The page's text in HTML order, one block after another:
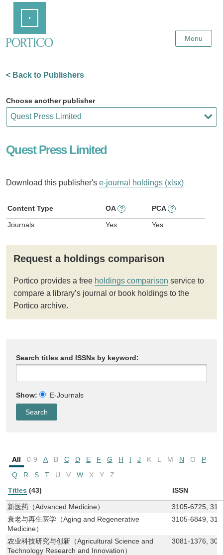
Content
Menu
< Back to Publishers
Choose another publisher
Quest Press Limited
Download this publisher's e-journal holdings (xlsx)
Content Type OA ? PCA ?
Journals Yes Yes
Request a holdings comparison
Portico provides a free holdings comparison service to
compare a library’s journal or book holdings to the
Portico archive.
Search titles and ISSNs by keyword:
Show: E-Journals
All 0-9 A B C D E F G H I J K L M N O
P
Q
R S T U V W X Y
Z
Titles (43) ISSN
新医药（Advanced Medicine）
3105-6725,
衰老与再生医学（Aging and Regenerative
Medicine）
3105-6849,
农业科技研究与创新（Agricultural Science and
Technology Research and Innovation）
3081-1376,